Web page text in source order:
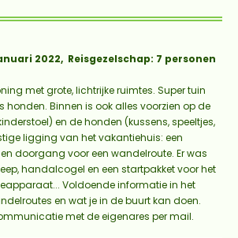
2022, Reisgezelschap: 7 personen
met grote, lichtrijke ruimtes. Super tuin
honden. Binnen is ook alles voorzien op de
en de honden (kussens, speeltjes,
ligging van het vakantiehuis: een
doorgang voor een wandelroute. Er was
handalcogel en een startpakket voor het
Voldoende informatie in het
en wat je in de buurt kan doen.
met de eigenares per mail.